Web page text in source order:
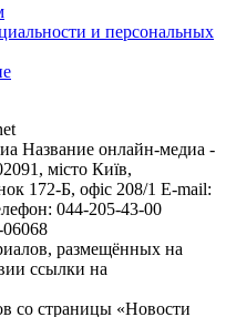
и персональных
Название онлайн-медиа -
місто Київ,
172-Б, офіс 208/1 E-mail:
044-205-43-00
размещённых на
ссылки на
со страницы «Новости